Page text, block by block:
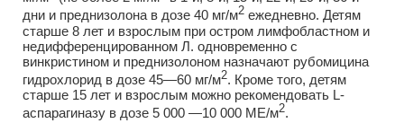
дни и преднизолона в дозе 40 мг/м2 ежедневно. Детям
старше 8 лет и взрослым при остром лимфобластном и
недифференцированном Л. одновременно с
винкристином и преднизолоном назначают рубомицина
гидрохлорид в дозе 45—60 мг/м2. Кроме того, детям
старше 15 лет и взрослым можно рекомендовать L-
аспарагиназу в дозе 5 000 —10 000 МЕ/м2.